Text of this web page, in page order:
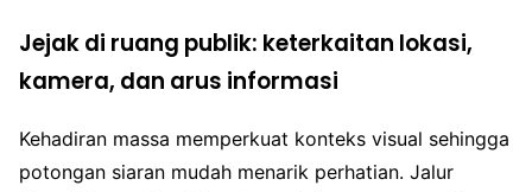
Jejak di ruang publik: keterkaitan lokasi,
kamera, dan arus informasi
Kehadiran massa memperkuat konteks visual sehingga
potongan siaran mudah menarik perhatian. Jalur